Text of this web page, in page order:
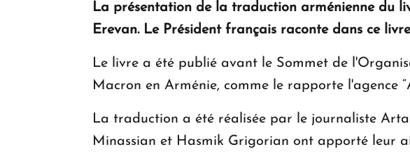
La présentation de la traduction arménienne du
Erevan. Le Président français raconte dans ce
Le livre a été publié avant le Sommet de
Macron en Arménie, comme le rapporte l'agence
La traduction a été réalisée par le journaliste
Minassian et Hasmik Grigorian ont apporté leur